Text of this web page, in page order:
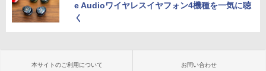
e Audioワイヤレスイヤフォン4機種を一気に聴
く
本サイトのご利用について お問い合わせ